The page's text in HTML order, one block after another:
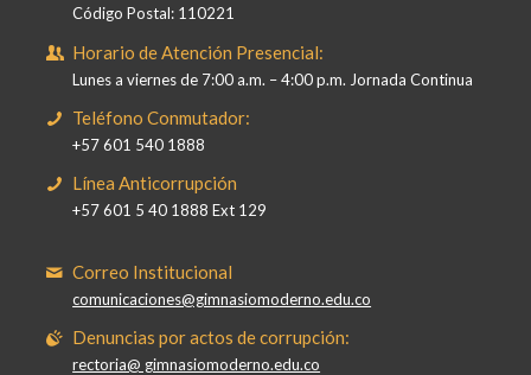
Código Postal: 110221
Horario de Atención Presencial:
Lunes a viernes de 7:00 a.m. – 4:00 p.m. Jornada Continua
Teléfono Conmutador:
+57 601 540 1888
Línea Anticorrupción
+57 601 5 40 1888 Ext 129
Correo Institucional
comunicaciones@gimnasiomoderno.edu.co
Denuncias por actos de corrupción:
rectoria@ gimnasiomoderno.edu.co